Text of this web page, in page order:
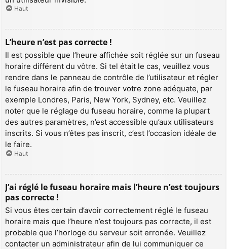
Haut
L’heure n’est pas correcte !
Il est possible que l’heure affichée soit réglée sur un fuseau
horaire différent du vôtre. Si tel était le cas, veuillez vous
rendre dans le panneau de contrôle de l’utilisateur et régler
le fuseau horaire afin de trouver votre zone adéquate, par
exemple Londres, Paris, New York, Sydney, etc. Veuillez
noter que le réglage du fuseau horaire, comme la plupart
des autres paramètres, n’est accessible qu’aux utilisateurs
inscrits. Si vous n’êtes pas inscrit, c’est l’occasion idéale de
le faire.
Haut
J’ai réglé le fuseau horaire mais l’heure n’est toujours
pas correcte !
Si vous êtes certain d’avoir correctement réglé le fuseau
horaire mais que l’heure n’est toujours pas correcte, il est
probable que l’horloge du serveur soit erronée. Veuillez
contacter un administrateur afin de lui communiquer ce